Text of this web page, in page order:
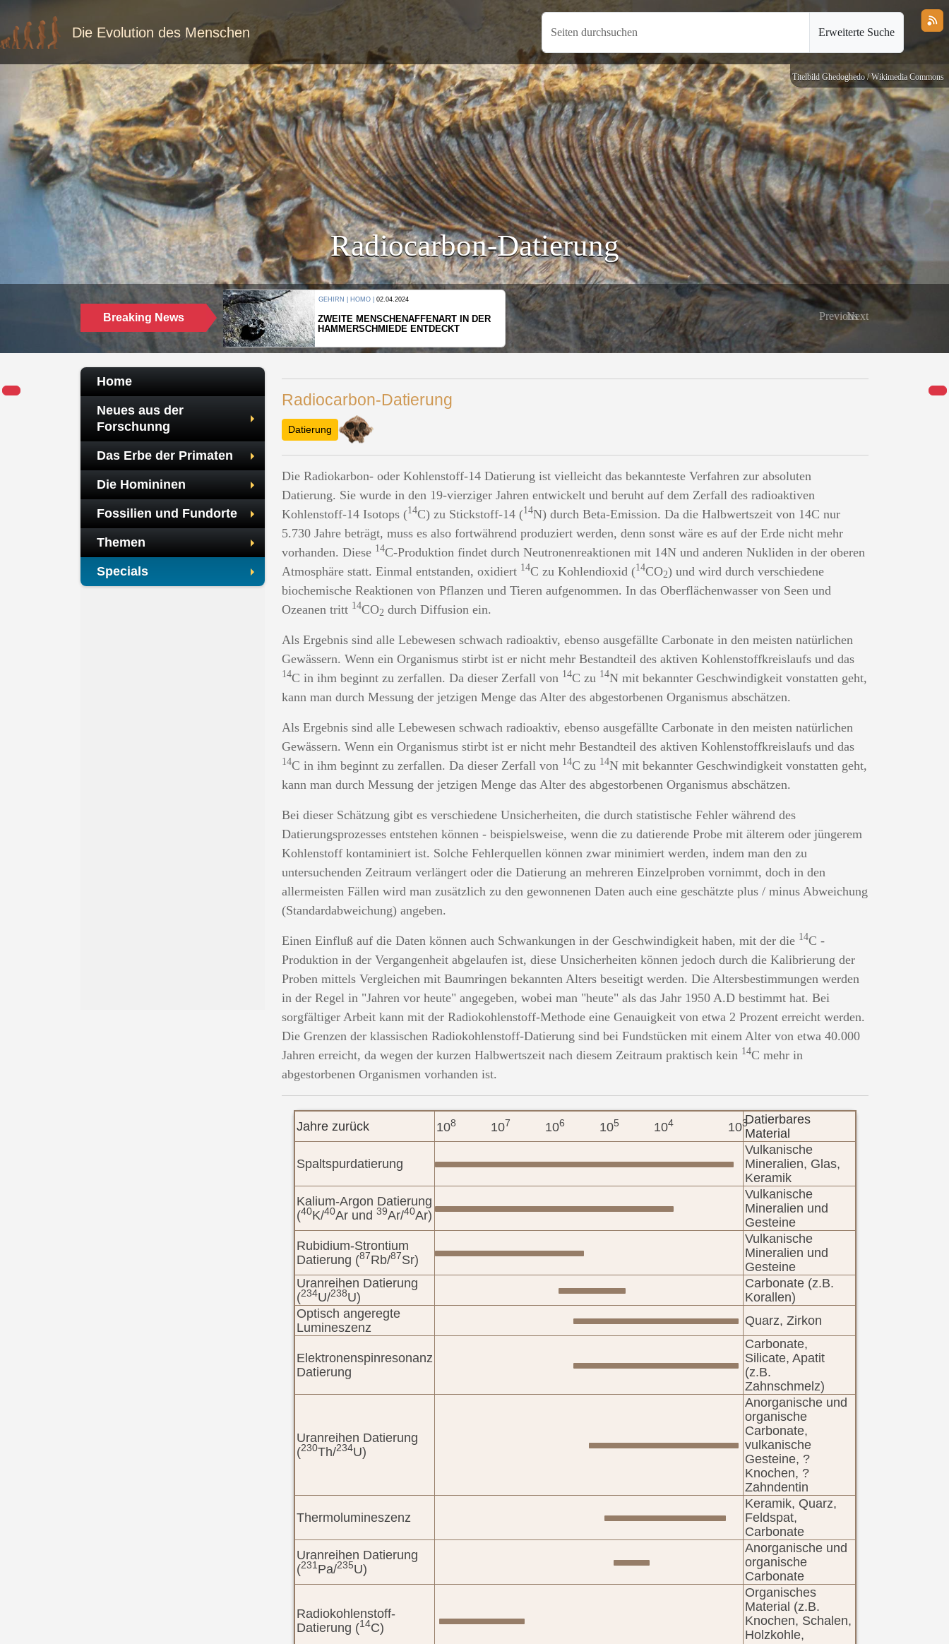
Die Evolution des Menschen Seiten durchsuchen Erweiterte Suche
Titelbild Ghedoghedo / Wikimedia Commons
Radiocarbon-Datierung
Breaking News
KULTUR | 08.06.2024
WER HAT DEN GRÖSSTEN GRABHÜGEL? PreviousNext
Home
Neues aus der
Forschunng
Das Erbe der Primaten
Die Homininen
Fossilien und Fundorte
Themen
Specials
Radiocarbon-Datierung
Datierung
Die Radiokarbon- oder Kohlenstoff-14 Datierung ist vielleicht das bekannteste Verfahren zur absoluten
Datierung. Sie wurde in den 19-vierziger Jahren entwickelt und beruht auf dem Zerfall des radioaktiven
Kohlenstoff-14 Isotops (14C) zu Stickstoff-14 (14N) durch Beta-Emission. Da die Halbwertszeit von 14C nur
5.730 Jahre beträgt, muss es also fortwährend produziert werden, denn sonst wäre es auf der Erde nicht mehr
vorhanden. Diese 14C-Produktion findet durch Neutronenreaktionen mit 14N und anderen Nukliden in der oberen
Atmosphäre statt. Einmal entstanden, oxidiert 14C zu Kohlendioxid (14CO2) und wird durch verschiedene
biochemische Reaktionen von Pflanzen und Tieren aufgenommen. In das Oberflächenwasser von Seen und
Ozeanen tritt 14CO2 durch Diffusion ein.
Als Ergebnis sind alle Lebewesen schwach radioaktiv, ebenso ausgefällte Carbonate in den meisten natürlichen
Gewässern. Wenn ein Organismus stirbt ist er nicht mehr Bestandteil des aktiven Kohlenstoffkreislaufs und das
14C in ihm beginnt zu zerfallen. Da dieser Zerfall von 14C zu 14N mit bekannter Geschwindigkeit vonstatten geht,
kann man durch Messung der jetzigen Menge das Alter des abgestorbenen Organismus abschätzen.
Als Ergebnis sind alle Lebewesen schwach radioaktiv, ebenso ausgefällte Carbonate in den meisten natürlichen
Gewässern. Wenn ein Organismus stirbt ist er nicht mehr Bestandteil des aktiven Kohlenstoffkreislaufs und das
14C in ihm beginnt zu zerfallen. Da dieser Zerfall von 14C zu 14N mit bekannter Geschwindigkeit vonstatten geht,
kann man durch Messung der jetzigen Menge das Alter des abgestorbenen Organismus abschätzen.
Bei dieser Schätzung gibt es verschiedene Unsicherheiten, die durch statistische Fehler während des
Datierungsprozesses entstehen können - beispielsweise, wenn die zu datierende Probe mit älterem oder jüngerem
Kohlenstoff kontaminiert ist. Solche Fehlerquellen können zwar minimiert werden, indem man den zu
untersuchenden Zeitraum verlängert oder die Datierung an mehreren Einzelproben vornimmt, doch in den
allermeisten Fällen wird man zusätzlich zu den gewonnenen Daten auch eine geschätzte plus / minus Abweichung
(Standardabweichung) angeben.
Einen Einfluß auf die Daten können auch Schwankungen in der Geschwindigkeit haben, mit der die 14C -
Produktion in der Vergangenheit abgelaufen ist, diese Unsicherheiten können jedoch durch die Kalibrierung der
Proben mittels Vergleichen mit Baumringen bekannten Alters beseitigt werden. Die Altersbestimmungen werden
in der Regel in "Jahren vor heute" angegeben, wobei man "heute" als das Jahr 1950 A.D bestimmt hat. Bei
sorgfältiger Arbeit kann mit der Radiokohlenstoff-Methode eine Genauigkeit von etwa 2 Prozent erreicht werden.
Die Grenzen der klassischen Radiokohlenstoff-Datierung sind bei Fundstücken mit einem Alter von etwa 40.000
Jahren erreicht, da wegen der kurzen Halbwertszeit nach diesem Zeitraum praktisch kein 14C mehr in
abgestorbenen Organismen vorhanden ist.
Jahre zurück 108 107 106 105 104 103Datierbares
Material
Spaltspurdatierung
Vulkanische
Mineralien, Glas,
Keramik
Kalium-Argon Datierung
(40K/40Ar und 39Ar/40Ar)
Vulkanische
Mineralien und
Gesteine
Rubidium-Strontium
Datierung (87Rb/87Sr)
Vulkanische
Mineralien und
Gesteine
Uranreihen Datierung
(234U/238U)
Carbonate (z.B.
Korallen)
Optisch angeregte
Lumineszenz
Quarz, Zirkon
Elektronenspinresonanz
Datierung
Carbonate,
Silicate, Apatit
(z.B.
Zahnschmelz)
Uranreihen Datierung
(230Th/234U)
Anorganische und
organische
Carbonate,
vulkanische
Gesteine, ?
Knochen, ?
Zahndentin
Thermolumineszenz
Keramik, Quarz,
Feldspat,
Carbonate
Uranreihen Datierung
(231Pa/235U)
Anorganische und
organische
Carbonate
Radiokohlenstoff-
Datierung (14C)
Organisches
Material (z.B.
Knochen, Schalen,
Holzkohle,